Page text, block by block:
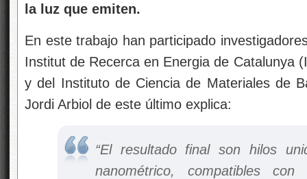
la luz que emiten.
En este trabajo han participado
Institut de Recerca en Energia de Catalunya
y del Instituto de Ciencia de Materiales de
Jordi Arbiol de este último explica:
“El resultado final son hilos
nanométrico, compatibles